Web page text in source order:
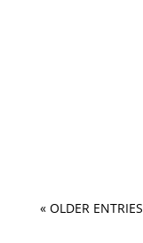
« OLDER ENTRIES